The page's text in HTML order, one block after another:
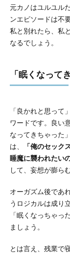
元カノはユルユル
ンエピソードは不
私と別れたら、私
なるでしょう。
「眠くなって
「良かれと思って
ワードです。良い
なってきちゃった
は、
「俺のセック
睡魔に襲われたい
して、妄想が膨ら
オーガズム後であ
うロジカルは成り
「眠くなっちゃっ
ましょう。
とは言え、残業で